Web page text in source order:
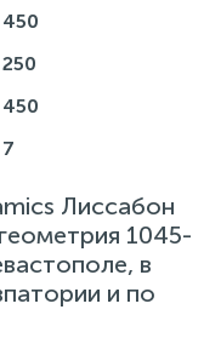
450
250
450
7
Лиссабон
1045-
в
и по